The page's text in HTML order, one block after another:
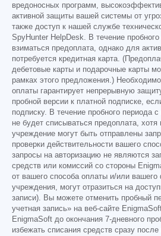
вредоносных программ,
активной защиты вашей системы от
также доступ к нашей службе
SpyHunter HelpDesk. В течение
взиматься предоплата, однако для
потребуется кредитная карта.
дебетовые карты и подарочные карты
рамках этого предложения.)
оплаты гарантирует непрерывную
пробной версии к платной подписке,
подписку. В течение пробного периода
не будет списываться предоплата,
учреждение могут быть отправлены
проверки действительности вашего
запросы на авторизацию не являются
средств или комиссий со стороны
от вашего способа оплаты и/или вашего
учреждения, могут отразиться на
записи). Вы можете отменить пробный
учетная запись» на веб-сайте
EnigmaSoft до окончания 7-дневного
избежать списания средств сразу после